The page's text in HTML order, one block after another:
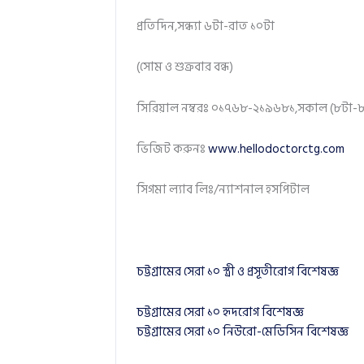
প্রতিদিন,সন্ধ্যা ৬টা-রাত ১০টা
(সোম ও শুক্রবার বন্ধ)
সিরিয়াল নম্বরঃ ০১৭৬৮-২১৯৬৮১,সকাল (৮টা-
ভিজিট করুনঃwww.hellodoctorctg.com
সিগমা ল্যাব লিঃ/ন্যাশনাল হসপিটাল
চট্টগ্রামের সেরা ১০ স্ত্রী ও প্রসূতীরোগ বিশেষজ্ঞ
চট্টগ্রামের সেরা ১০ হৃদরোগ বিশেষজ্ঞ
চট্টগ্রামের সেরা ১০ নিউরো-মেডিসিন বিশেষজ্ঞ